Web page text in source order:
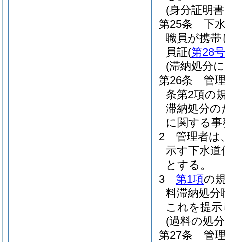
(身分証明
第25条
下
職員が携
員証(第28
(滞納処分
第26条
管
条第2項の
滞納処分
に関する
2
管理者は
示す下水道
とする。
3
第1項の
料滞納処
これを提
(過料の処
第27条
管